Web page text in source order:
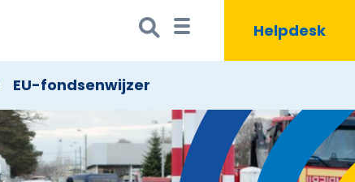
Zoeken
naar:
Zoekbutton Helpdesk
EU-fondsenwijzer